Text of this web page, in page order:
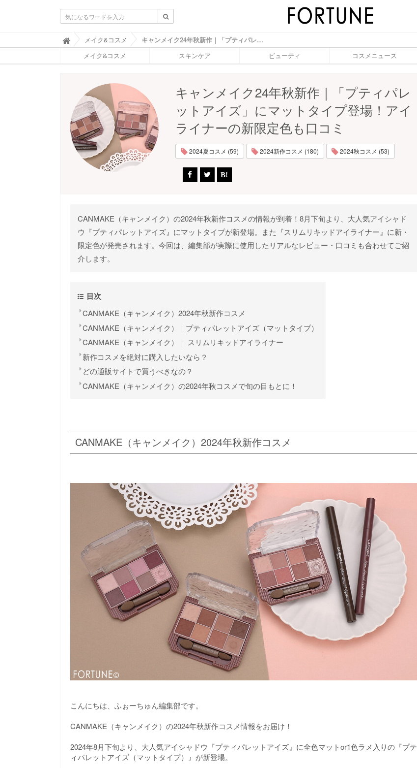
ふ
ぉ
ち
O
R
T
U
N
メイク&コスメ キャンメイク24年秋新作｜「プティパレットアイズ」にマットタイプ登場！アイライナーの新限定色も口コミ - ふぉーちゅん(FORTUNE)
メイク&コスメ スキンケア ビューティ コスメニュース
キャンメイク24年秋新作｜「プティパレ
ットアイズ」にマットタイプ登場！アイ
ライナーの新限定色も口コミ
2024夏コスメ (59) 2024新作コスメ (180) 2024秋コスメ (53)
CANMAKE（キャンメイク）の2024年秋新作コスメの情報が到着！8月下旬より、大人気アイシャド
ウ『プティパレットアイズ』にマットタイプが新登場。また『スリムリキッドアイライナー』に新・
限定色が発売されます。今回は、編集部が実際に使用したリアルなレビュー・口コミも合わせてご紹
介します。
目次
CANMAKE（キャンメイク）2024年秋新作コスメ
CANMAKE（キャンメイク）｜プティパレットアイズ（マットタイプ）
CANMAKE（キャンメイク）｜ スリムリキッドアイライナー
新作コスメを絶対に購入したいなら？
どの通販サイトで買うべきなの？
CANMAKE（キャンメイク）の2024年秋コスメで旬の目もとに！
CANMAKE（キャンメイク）2024年秋新作コスメ
こんにちは、ふぉーちゅん編集部です。
CANMAKE（キャンメイク）の2024年秋新作コスメ情報をお届け！
2024年8月下旬より、大人気アイシャドウ『プティパレットアイズ』に全色マットor1色ラメ入りの『プテ
ィパレットアイズ（マットタイプ）』が新登場。